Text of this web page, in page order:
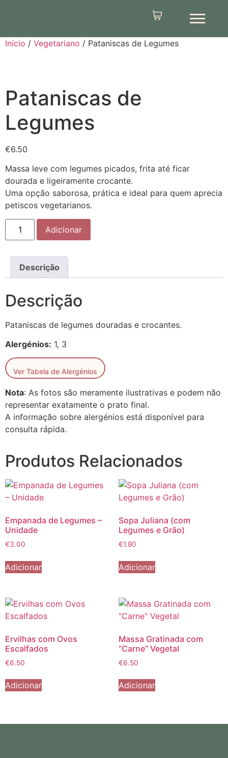
Início / Vegetariano / Pataniscas de Legumes
Pataniscas de
Legumes
€6.50
Massa leve com legumes picados, frita até ficar
dourada e ligeiramente crocante.
Uma opção saborosa, prática e ideal para quem aprecia
petiscos vegetarianos.
Adicionar
Descrição
Descrição
Pataniscas de legumes douradas e crocantes.
Alergénios: 1, 3
Ver Tabela de Alergénios
Nota: As fotos são meramente ilustrativas e podem não
representar exatamente o prato final.
A informação sobre alergénios está disponível para
consulta rápida.
Produtos Relacionados
Empanada de Legumes –
Unidade
€3.00
Adicionar
Sopa Juliana (com
Legumes e Grão)
€1.80
Adicionar
Ervilhas com Ovos
Escalfados
€6.50
Adicionar
Massa Gratinada com
“Carne” Vegetal
€6.50
Adicionar